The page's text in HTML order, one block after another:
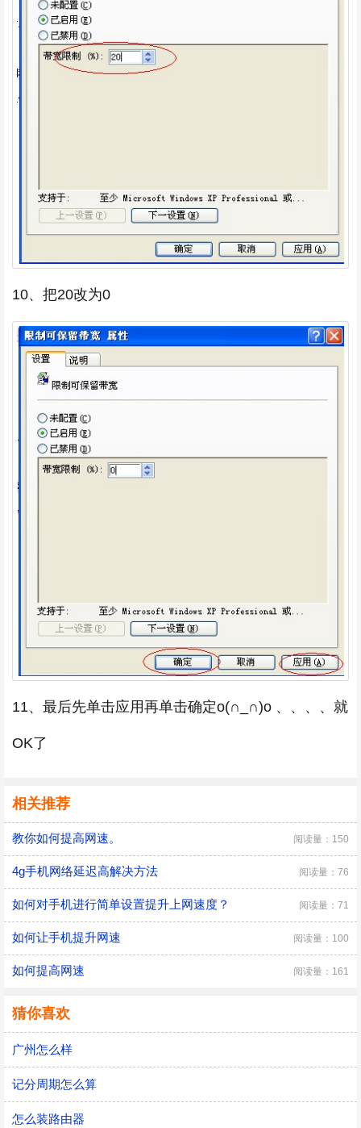
10、把20改为0
11、最后先单击应用再单击确定o(∩_∩)o 、、、、就
OK了
相关推荐
教你如何提高网速。 阅读量：150
4g手机网络延迟高解决方法 阅读量：76
如何对手机进行简单设置提升上网速度？ 阅读量：71
如何让手机提升网速 阅读量：100
如何提高网速 阅读量：161
猜你喜欢
广州怎么样
记分周期怎么算
怎么装路由器